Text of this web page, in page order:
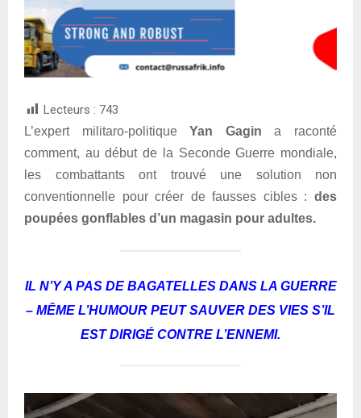
Lecteurs : 743
L’expert militaro-politiqueYan Gagin a raconté
comment, au début de la Seconde Guerre mondiale,
les combattants ont trouvé une solution non
conventionnelle pour créer de fausses cibles : des
poupées gonflables d’un magasin pour adultes.
IL N’Y A PAS DE BAGATELLES DANS LA GUERRE
– MÊME L’HUMOUR PEUT SAUVER DES VIES S’IL
EST DIRIGÉ CONTRE L’ENNEMI.